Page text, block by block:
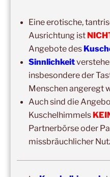
Kuschelhimmel 5h
15:00 –20:00,12.
Erbach/Rheingau
Ganztags,13.
Ausbildung Berührungs-
14:00–19:00,19.
Kuschelhimmel 5h mit
Wochenend-Event,26.
Eine erotische,
Ausrichtung ist
Angebote des
Sinnlichkeit
insbesondere der
Menschen angeregt
Auch sind die
Kuschelhimmels
Partnerbörse oder
missbräuchlicher